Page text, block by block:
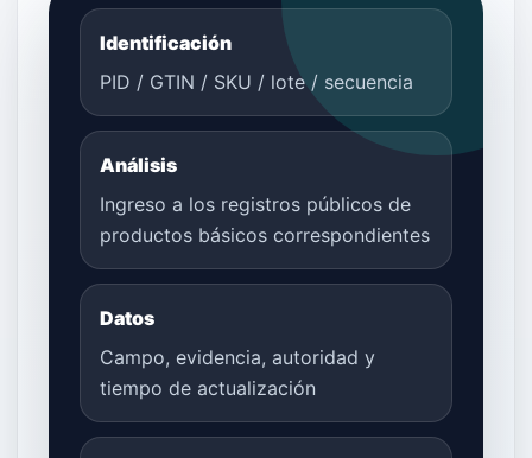
Identificación
PID / GTIN / SKU / lote / secuencia
Análisis
Ingreso a los registros públicos de
productos básicos correspondientes
Datos
Campo, evidencia, autoridad y
tiempo de actualización